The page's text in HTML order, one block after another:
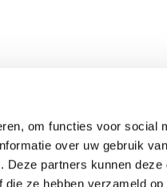
om functies voor social
over uw gebruik
partners kunnen deze
ze hebben verzameld